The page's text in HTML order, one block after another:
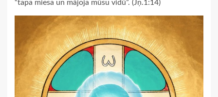
“tapa miesa un mājoja mūsu vidū”. (Jņ.1:14)